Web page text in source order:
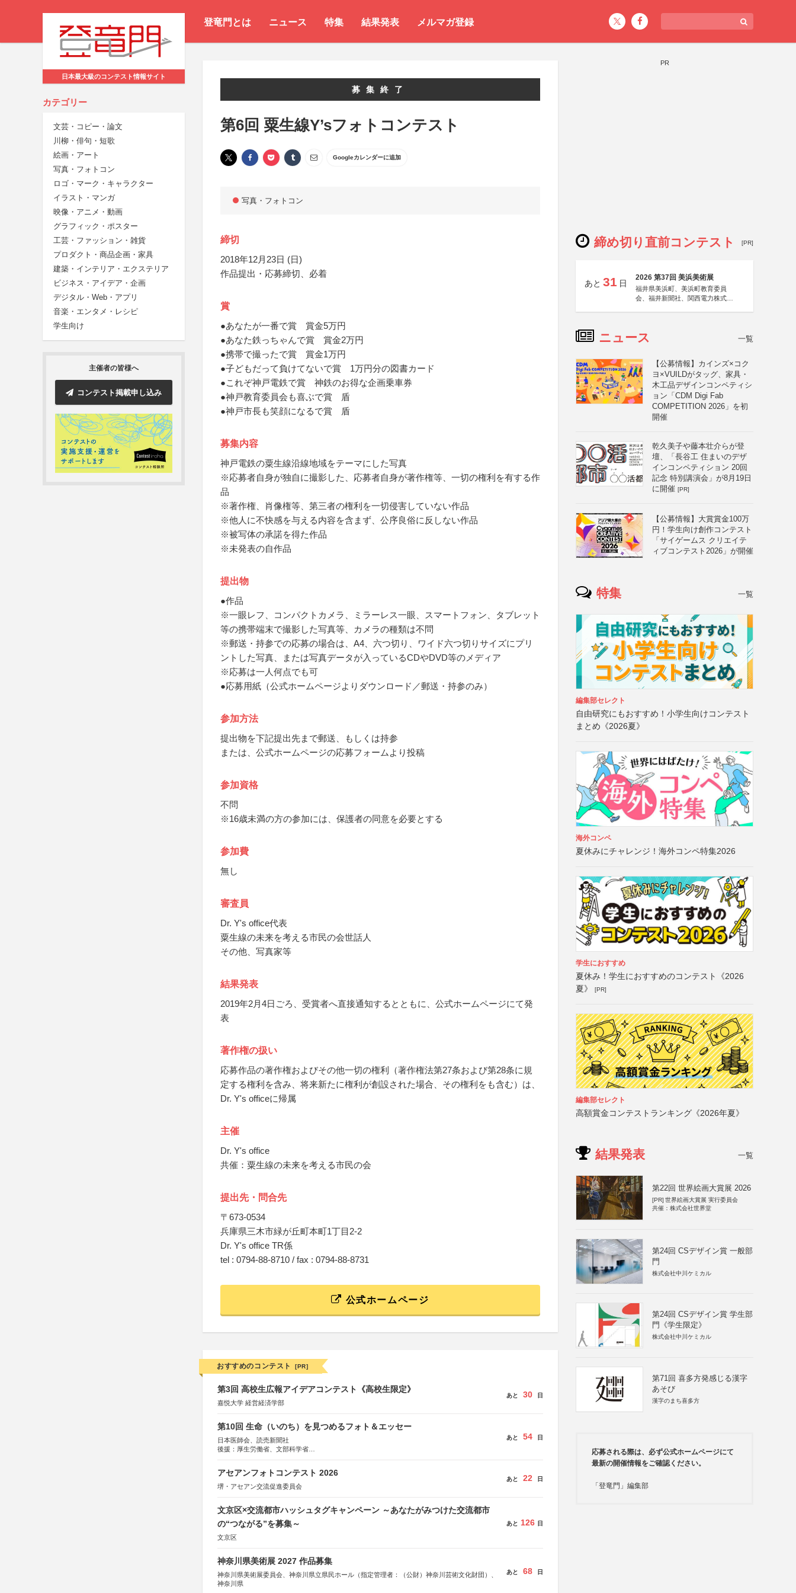
登竜門とは ニュース 特集 結果発表 メルマガ登録
日本最大級のコンテスト情報サイト
カテゴリー
文芸・コピー・論文
川柳・俳句・短歌
絵画・アート
写真・フォトコン
ロゴ・マーク・キャラクター
イラスト・マンガ
映像・アニメ・動画
グラフィック・ポスター
工芸・ファッション・雑貨
プロダクト・商品企画・家具
建築・インテリア・エクステリア
ビジネス・アイデア・企画
デジタル・Web・アプリ
音楽・エンタメ・レシピ
学生向け
主催者の皆様へ
コンテスト掲載申し込み
募集終了
第6回 粟生線Y’sフォトコンテスト
Googleカレンダーに追加
写真・フォトコン
締切
2018年12月23日 (日)
作品提出・応募締切、必着
賞
●あなたが一番で賞 賞金5万円
●あなた鉄っちゃんで賞 賞金2万円
●携帯で撮ったで賞 賞金1万円
●子どもだって負けてないで賞 1万円分の図書カード
●これぞ神戸電鉄で賞 神鉄のお得な企画乗車券
●神戸教育委員会も喜ぶで賞 盾
●神戸市長も笑顔になるで賞 盾
募集内容
神戸電鉄の粟生線沿線地域をテーマにした写真
※応募者自身が独自に撮影した、応募者自身が著作権等、一切の権利を有する作
品
※著作権、肖像権等、第三者の権利を一切侵害していない作品
※他人に不快感を与える内容を含まず、公序良俗に反しない作品
※被写体の承諾を得た作品
※未発表の自作品
提出物
●作品
※一眼レフ、コンパクトカメラ、ミラーレス一眼、スマートフォン、タブレット
等の携帯端末で撮影した写真等、カメラの種類は不問
※郵送・持参での応募の場合は、A4、六つ切り、ワイド六つ切りサイズにプリ
ントした写真、または写真データが入っているCDやDVD等のメディア
※応募は一人何点でも可
●応募用紙（公式ホームページよりダウンロード／郵送・持参のみ）
参加方法
提出物を下記提出先まで郵送、もしくは持参
または、公式ホームページの応募フォームより投稿
参加資格
不問
※16歳未満の方の参加には、保護者の同意を必要とする
参加費
無し
審査員
Dr. Y's office代表
粟生線の未来を考える市民の会世話人
その他、写真家等
結果発表
2019年2月4日ごろ、受賞者へ直接通知するとともに、公式ホームページにて発
表
著作権の扱い
応募作品の著作権およびその他一切の権利（著作権法第27条および第28条に規
定する権利を含み、将来新たに権利が創設された場合、その権利をも含む）は、
Dr. Y's officeに帰属
主催
Dr. Y's office
共催：粟生線の未来を考える市民の会
提出先・問合先
〒673-0534
兵庫県三木市緑が丘町本町1丁目2-2
Dr. Y's office TR係
tel : 0794-88-8710 / fax : 0794-88-8731
公式ホームページ
おすすめのコンテスト [PR]
第3回 高校生広報アイデアコンテスト《高校生限定》
嘉悦大学 経営経済学部
あと 30 日
第10回 生命（いのち）を見つめるフォト＆エッセー
日本医師会、読売新聞社
後援：厚生労働省、文部科学省
あと 54 日
アセアンフォトコンテスト 2026
堺・アセアン交流促進委員会
あと 22 日
文京区×交流都市ハッシュタグキャンペーン ～あなたがみつけた交流都市
の“つながる”を募集～
文京区
あと 126 日
神奈川県美術展 2027 作品募集
神奈川県美術展委員会、神奈川県立県民ホール（指定管理者：（公財）神奈川芸術文化財団）、
神奈川県
あと 68 日
PR
締め切り直前コンテスト [PR]
あと 31 日
2026 第37回 美浜美術展
福井県美浜町、美浜町教育委員
会、福井新聞社、関西電力株式会
ニュース 一覧
【公募情報】カインズ×コク
ヨ×VUILDがタッグ、家具・
木工品デザインコンペティシ
ョン「CDM Digi Fab
COMPETITION 2026」を初
開催
乾久美子や藤本壮介らが登
壇、「長谷工 住まいのデザ
インコンペティション 20回
記念 特別講演会」が8月19日
に開催 [PR]
【公募情報】大賞賞金100万
円！学生向け創作コンテスト
「サイゲームス クリエイテ
ィブコンテスト2026」が開催
特集 一覧
編集部セレクト
自由研究にもおすすめ！小学生向けコンテスト
まとめ《2026夏》
海外コンペ
夏休みにチャレンジ！海外コンペ特集2026
学生におすすめ
夏休み！学生におすすめのコンテスト《2026
夏》
[PR]
編集部セレクト
高額賞金コンテストランキング《2026年夏》
結果発表 一覧
第22回 世界絵画大賞展 2026
[PR] 世界絵画大賞展 実行委員会
共催：株式会社世界堂
第24回 CSデザイン賞 一般部
門
株式会社中川ケミカル
第24回 CSデザイン賞 学生部
門《学生限定》
株式会社中川ケミカル
第71回 喜多方発感じる漢字
あそび
漢字のまち喜多方
応募される際は、必ず公式ホームページにて
最新の開催情報をご確認ください。
「登竜門」編集部